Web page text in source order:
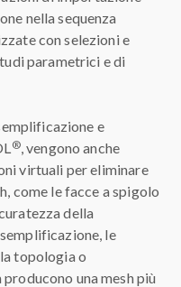
nella sequenza
con selezioni e
parametrici e di
e
®, vengono anche
virtuali per eliminare
come le facce a spigolo
della
le
topologia o
una mesh più